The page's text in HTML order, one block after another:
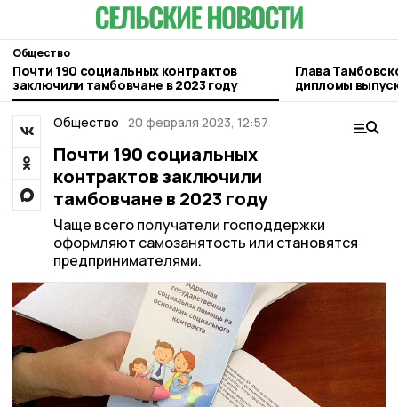
Общество
Почти 190 социальных контрактов
заключили тамбовчане в 2023 году
Глава
дипломы
Тамбовщины»
Общество 20 февраля 2023, 12:57
Почти 190 социальных
контрактов заключили
тамбовчане в 2023 году
Чаще всего получатели господдержки
оформляют самозанятость или становятся
предпринимателями.